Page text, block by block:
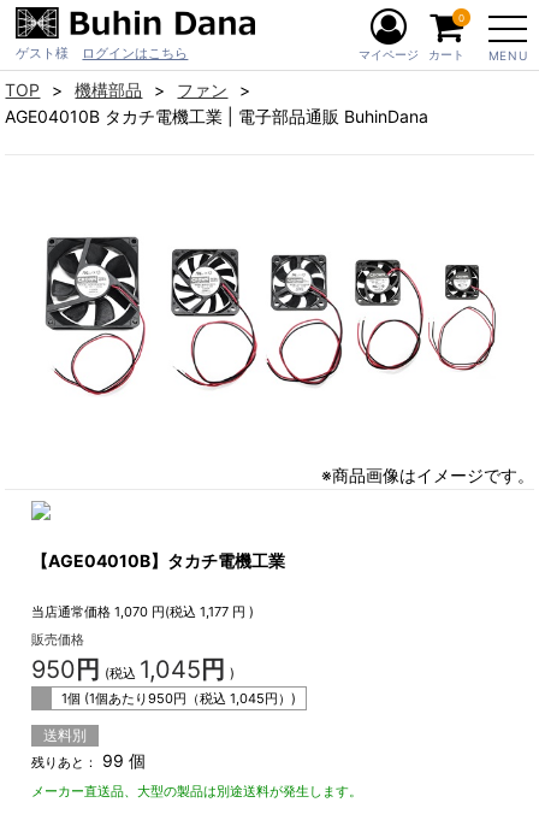
ゲスト様 ログインはこちら MENU
マイページ カート
0
TOP 機構部品
ファン
AGE04010B タカチ電機工業 | 電子部品通販 BuhinDana
※商品画像はイメージです。
【AGE04010B】タカチ電機工業
当店通常価格 1,070 円(税込1,177 円 )
販売価格
950 円 (税込 1,045 円 )
1個 (1個あたり950円（税込1,045円）)
送料別
残りあと： 99 個
メーカー直送品、大型の製品は別途送料が発生します。